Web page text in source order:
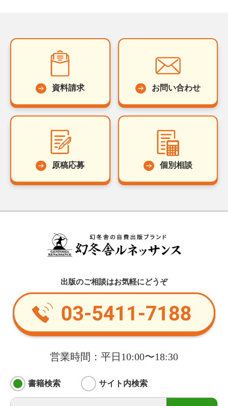
資料請求 お問い合わせ
原稿応募 個別相談
出版のご相談はお気軽にどうぞ
営業時間：平日10:00〜18:30
書籍検索 サイト内検索